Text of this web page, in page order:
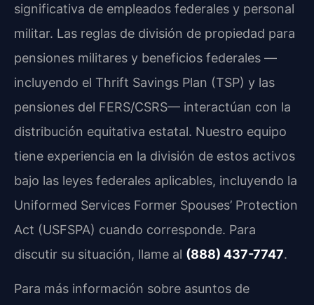
significativa de empleados federales y personal
militar. Las reglas de división de propiedad para
pensiones militares y beneficios federales —
incluyendo el Thrift Savings Plan (TSP) y las
pensiones del FERS/CSRS— interactúan con la
distribución equitativa estatal. Nuestro equipo
tiene experiencia en la división de estos activos
bajo las leyes federales aplicables, incluyendo la
Uniformed Services Former Spouses’ Protection
Act (USFSPA) cuando corresponde. Para
discutir su situación, llame al (888) 437-7747.
Para más información sobre asuntos de